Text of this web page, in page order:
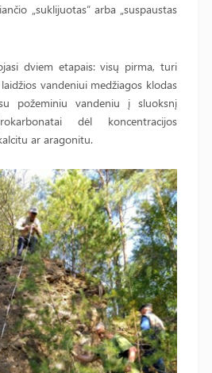
„suklijuotas“ arba „suspaustas
dviem etapais: visų pirma, turi
vandeniui medžiagos klodas
požeminiu vandeniu į sluoksnį
dėl koncentracijos
ar aragonitu.